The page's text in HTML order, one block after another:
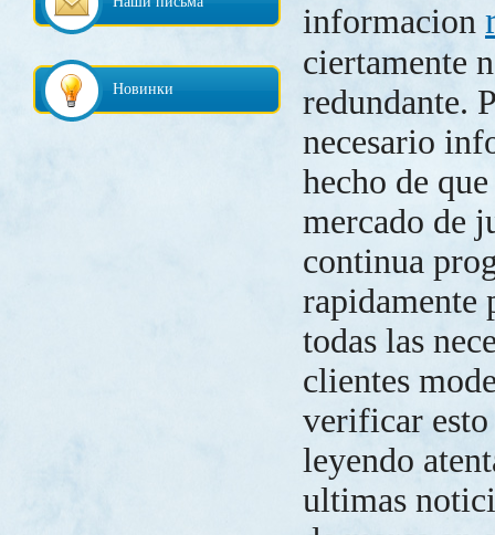
Новинки
informacion
ciertamente
redundante.
necesario
hecho de
mercado de
continua
rapidamente
todas las
clientes
verificar
leyendo
ultimas